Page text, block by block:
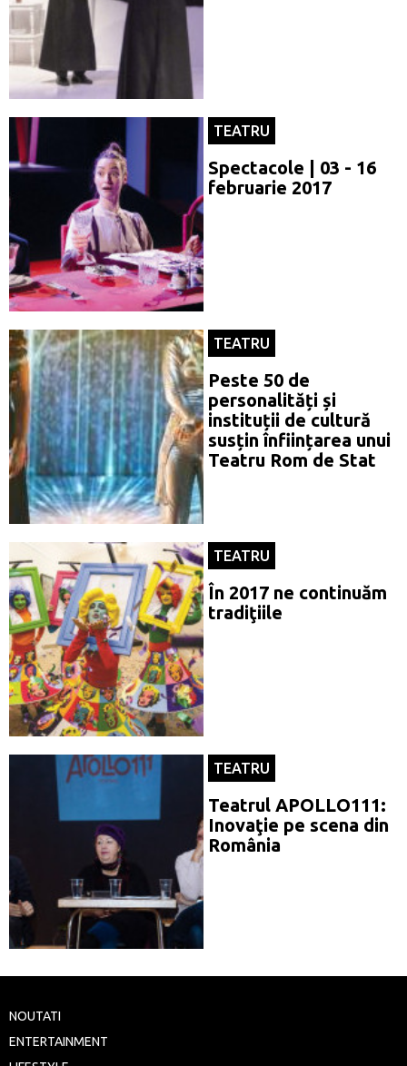
TEATRU
Spectacole | 03 - 16
februarie 2017
TEATRU
Peste 50 de
personalități și
instituții de cultură
susțin înființarea unui
Teatru Rom de Stat
TEATRU
În 2017 ne continuăm
tradiţiile
TEATRU
Teatrul APOLLO111:
Inovaţie pe scena din
România
NOUTATI
ENTERTAINMENT